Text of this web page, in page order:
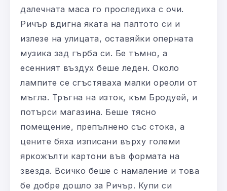
далечната маса го проследиха с очи.
Ричър вдигна яката на палтото си и
излезе на улицата, оставяйки оперната
музика зад гърба си. Бе тъмно, а
есенният въздух беше леден. Около
лампите се сгъстяваха малки ореоли от
мъгла. Тръгна на изток, към Бродуей, и
потърси магазина. Беше тясно
помещение, препълнено със стока, а
цените бяха изписани върху големи
яркожълти картони във формата на
звезда. Всичко беше с намаление и това
бе добре дошло за Ричър. Купи си